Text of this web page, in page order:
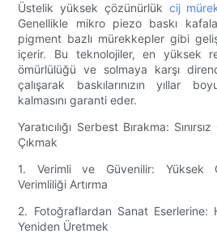
Üstelik yüksek çözünürlük cij
Genellikle mikro piezo baskı
pigment bazlı mürekkepler gibi
içerir. Bu teknolojiler, en yüksek
ömürlülüğü ve solmaya karşı
çalışarak baskılarınızın yıllar
kalmasını garanti eder.
Yaratıcılığı Serbest Bırakma:
Çıkmak
1. Verimli ve Güvenilir: Yüksek
Verimliliği Artırma
2. Fotoğraflardan Sanat Eserlerine:
Yeniden Üretmek